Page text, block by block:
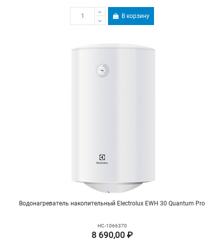
В корзину
Водонагреватель накопительный Electrolux EWH 30 Quantum Pro
НС-1066370
8 690,00 ₽